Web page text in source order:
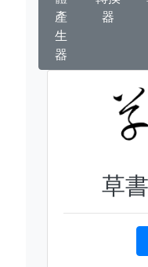
產
生
器
器
草